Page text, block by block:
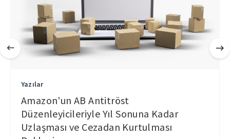
Yazılar
Amazon'un AB Antitröst
Düzenleyicileriyle Yıl Sonuna Kadar
Uzlaşması ve Cezadan Kurtulması